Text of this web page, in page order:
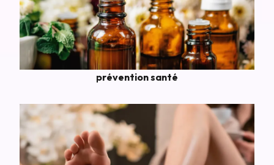
prévention santé